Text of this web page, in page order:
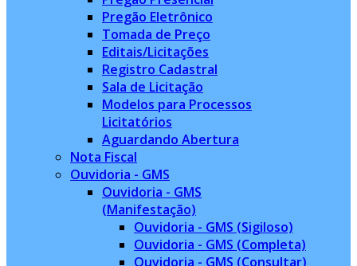
Pregão Eletrônico
Tomada de Preço
Editais/Licitações
Registro Cadastral
Sala de Licitação
Modelos para Processos
Licitatórios
Aguardando Abertura
Nota Fiscal
Ouvidoria - GMS
Ouvidoria - GMS
(Manifestação)
Ouvidoria - GMS (Sigiloso)
Ouvidoria - GMS (Completa)
Ouvidoria - GMS (Consultar)